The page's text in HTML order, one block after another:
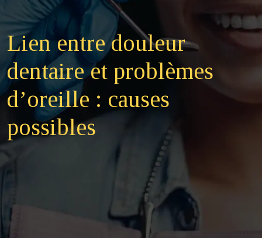
Lien entre douleur
dentaire et problèmes
d’oreille : causes
possibles